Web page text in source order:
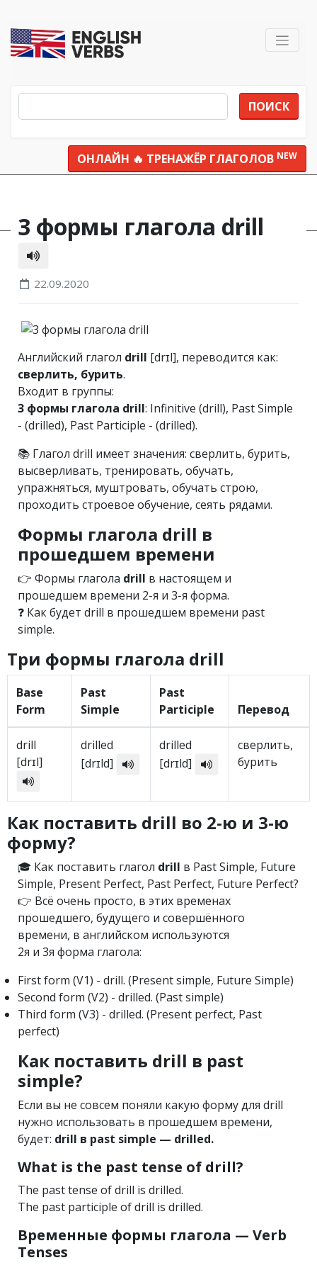
ПОИСК
ОНЛАЙН 🔥 ТРЕНАЖЁР ГЛАГОЛОВ NEW
3 формы глагола drill
22.09.2020
Английский глагол drill [drɪl], переводится как:
сверлить, бурить.
Входит в группы:
3 формы глагола drill: Infinitive (drill), Past Simple
- (drilled), Past Participle - (drilled).
📚 Глагол drill имеет значения: сверлить, бурить,
высверливать, тренировать, обучать,
упражняться, муштровать, обучать строю,
проходить строевое обучение, сеять рядами.
Формы глагола drill в
прошедшем времени
👉 Формы глагола drill в настоящем и
прошедшем времени 2-я и 3-я форма.
❓ Как будет drill в прошедшем времени past
simple.
Три формы глагола drill
Base
Form
Past
Simple
Past
Participle
Перевод
drill
[drɪl]
drilled
[drɪld]
drilled
[drɪld]
сверлить,
бурить
Как поставить drill во 2-ю и 3-ю
форму?
🎓 Как поставить глагол drill в Past Simple, Future
Simple, Present Perfect, Past Perfect, Future Perfect?
👉 Всё очень просто, в этих временах
прошедшего, будущего и совершённого
времени, в английском используются
2я и 3я форма глагола:
First form (V1) - drill. (Present simple, Future Simple)
Second form (V2) - drilled. (Past simple)
Third form (V3) - drilled. (Present perfect, Past
perfect)
Как поставить drill в past
simple?
Если вы не совсем поняли какую форму для drill
нужно использовать в прошедшем времени,
будет: drill в past simple — drilled.
What is the past tense of drill?
The past tense of drill is drilled.
The past participle of drill is drilled.
Временные формы глагола — Verb
Tenses